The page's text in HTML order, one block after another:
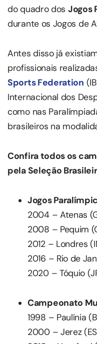
do quadro dos Jogos
durante os Jogos de
Antes disso já
profissionais
Sports Federation
Internacional dos
como nas
brasileiros na
Confira todos os
pela Seleção
Jogos
2004 – Atenas
2008 – Pequim
2012 – Londres
2016 – Rio de
2020 – Tóquio
Campeonato
1998 – Paulínia
2000 – Jerez